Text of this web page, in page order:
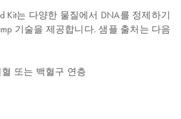
Kit는 다양한 물질에서 DNA를 정제하기
기술을 제공합니다. 샘플 출처는 다음
또는 백혈구 연층